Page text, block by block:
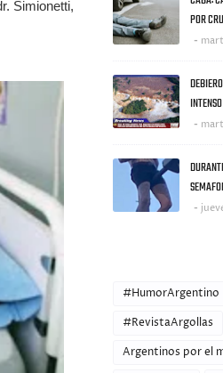
Simionetti,
POR
#HumorArgentino
#RevistaArgollas
Argentinos por el